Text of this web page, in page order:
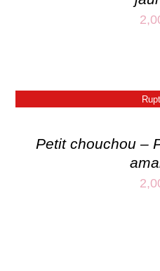
Petit chouchou –